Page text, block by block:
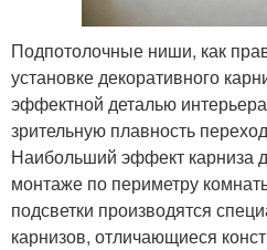
Подпотолочные ниши, как
установке декоративного
эффектной деталью
зрительную плавность
Наибольший эффект карниза
монтаже по периметру
подсветки производятся
карнизов, отличающиеся